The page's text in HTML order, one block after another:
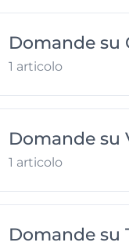
Domande su
1 articolo
Domande su
1 articolo
Domande su